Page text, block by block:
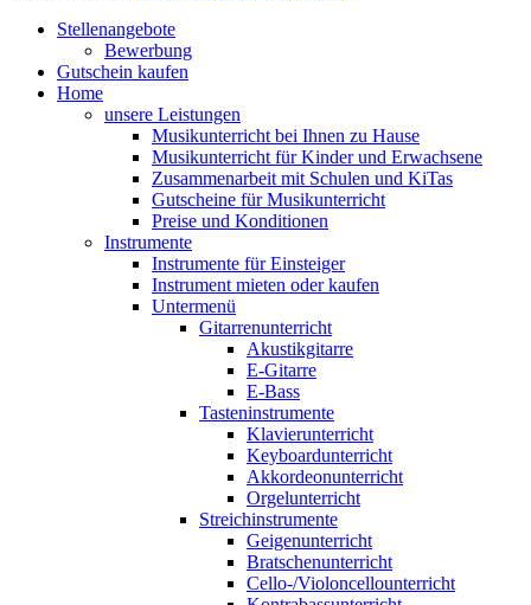
Stellenangebote
Bewerbung
Gutschein kaufen
Home
unsere Leistungen
Musikunterricht bei Ihnen zu Hause
Musikunterricht für Kinder und Erwachsene
Zusammenarbeit mit Schulen und KiTas
Gutscheine für Musikunterricht
Preise und Konditionen
Instrumente
Instrumente für Einsteiger
Instrument mieten oder kaufen
Untermenü
Gitarrenunterricht
Akustikgitarre
E-Gitarre
E-Bass
Tasteninstrumente
Klavierunterricht
Keyboardunterricht
Akkordeonunterricht
Orgelunterricht
Streichinstrumente
Geigenunterricht
Bratschenunterricht
Cello-/Violoncellounterricht